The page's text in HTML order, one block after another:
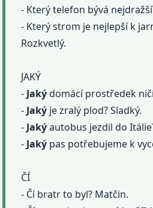
- Který telefon bývá
- Který strom je nejlepší k
Rozkvetlý.
JAKÝ
- Jakýdomácí prostředek
- Jaký je zralý plod? Sladký.
- Jakýautobus jezdil do
- Jaký pas potřebujeme k
ČÍ
- Čí bratr to byl? Matčin.